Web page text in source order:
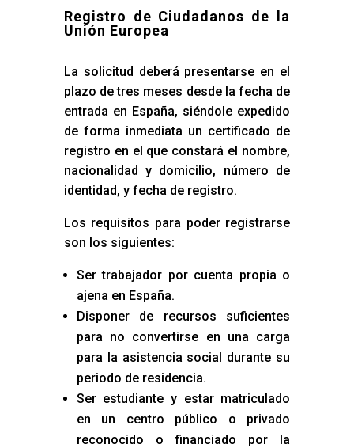
Registro de Ciudadanos de la
Unión Europea
La solicitud deberá presentarse en el
plazo de tres meses desde la fecha de
entrada en España, siéndole expedido
de forma inmediata un certificado de
registro en el que constará el nombre,
nacionalidad y domicilio, número de
identidad, y fecha de registro.
Los requisitos para poder registrarse
son los siguientes:
Ser trabajador por cuenta propia o
ajena en España.
Disponer de recursos suficientes
para no convertirse en una carga
para la asistencia social durante su
periodo de residencia.
Ser estudiante y estar matriculado
en un centro público o privado
reconocido o financiado por la